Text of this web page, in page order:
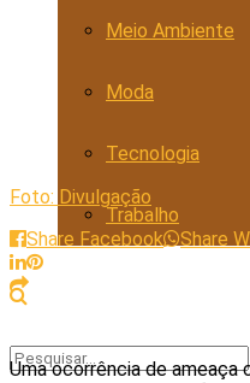
Meio Ambiente
Moda
Tecnologia
Trabalho
Foto: Divulgação
Share Facebook
Share
Uma ocorrência de